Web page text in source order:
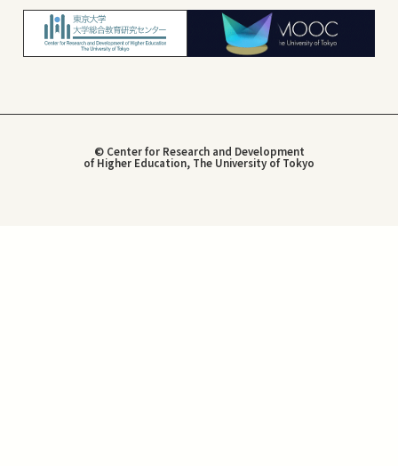
© Center for Research and Development
of Higher Education, The University of Tokyo